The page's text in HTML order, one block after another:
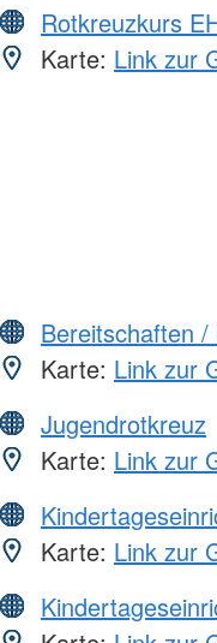
Rotkreuzkurs
Karte: Link zur
Bereitschaften
Karte: Link zur
Jugendrotkreuz
Karte: Link zur
Karte: Link zur